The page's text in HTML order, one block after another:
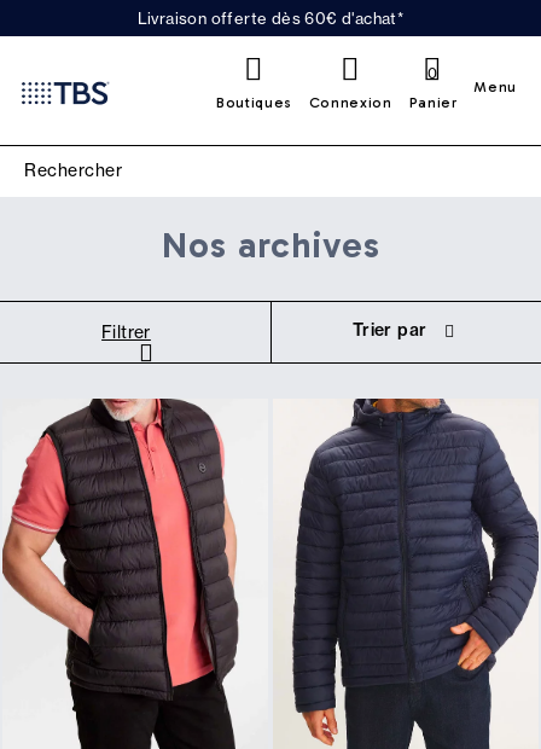
Livraison offerte dès 60€ d'achat*
Boutiques Connexion Panier
0
Menu
Nos archives
Filtrer Trier par